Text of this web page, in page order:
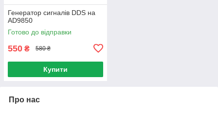
Генератор сигналів DDS на
AD9850
Готово до відправки
550 ₴ 580 ₴
Купити
Про нас